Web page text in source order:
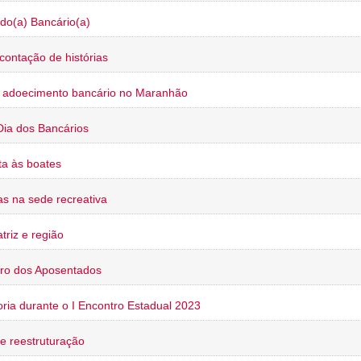
Bancário(a)
de histórias
bancário no Maranhão
dos Bancários
às boates
na sede recreativa
e região
dos Aposentados
durante o I Encontro Estadual 2023
reestruturação